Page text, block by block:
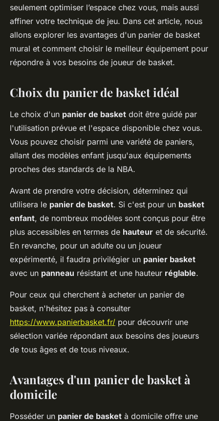
seulement optimiser l’espace chez vous, mais aussi
affiner votre technique de jeu. Dans cet article, nous
allons explorer les avantages d'un panier de basket
mural et comment choisir le meilleur équipement pour
répondre à vos besoins de joueur de basket.
Choix du panier de basket idéal
Le choix d'un panier de basket doit être guidé par
l'utilisation prévue et l'espace disponible chez vous.
Vous pouvez choisir parmi une variété de paniers,
allant des modèles enfant jusqu'aux équipements
proches des standards de la NBA.
Avant de prendre votre décision, déterminez qui
utilisera le panier de basket. Si c'est pour un basket
enfant, de nombreux modèles sont conçus pour être
plus accessibles en termes de hauteur et de sécurité.
En revanche, pour un adulte ou un joueur
expérimenté, il faudra privilégier un panier basket
avec un panneau résistant et une hauteur réglable.
Pour ceux qui cherchent à acheter un panier de
basket, n'hésitez pas à consulter
https://www.panierbasket.fr/ pour découvrir une
sélection variée répondant aux besoins des joueurs
de tous âges et de tous niveaux.
Avantages d'un panier de basket à
domicile
Posséder un panier de basket à domicile offre une